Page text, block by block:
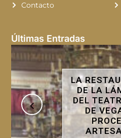
Contacto
Últimas Entradas
LOPE
UN